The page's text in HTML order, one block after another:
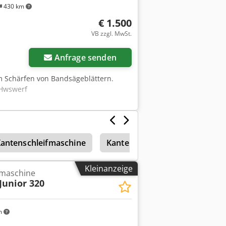
kurzfristig verfügbar,
und Preis auf Anfrage
430 km
€ 1.500
VB zzgl. MwSt.
Anfrage senden
Schärfen von Bandsägeblättern.
Kantenschleifer
Kleinanzeige
320